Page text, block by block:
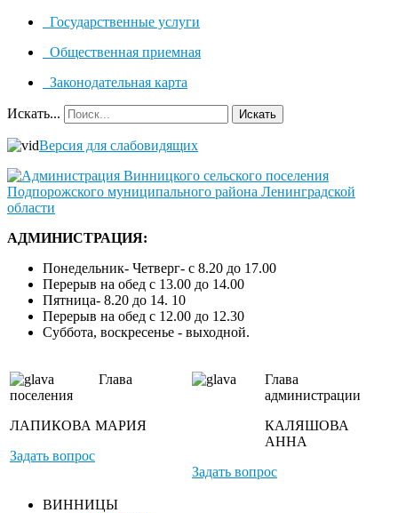
Государственные услуги
Общественная приемная
Законодательная карта
Искать... Искать
Версия для слабовидящих
АДМИНИСТРАЦИЯ:
Понедельник- Четверг- с 8.20 до 17.00
Перерыв на обед с 13.00 до 14.00
Пятница- 8.20 до 14. 10
Перерыв на обед с 12.00 до 12.30
Суббота, воскресенье - выходной.
Глава
поселения
ЛАПИКОВА МАРИЯ
Задать вопрос
Глава
администрации
КАЛЯШОВА
АННА
Задать вопрос
ВИННИЦЫ